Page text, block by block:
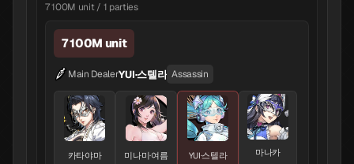
7 100M unit / 1 parties
7 100M unit
Main DealerYUI·스텔라 Assassin
카타야마 미나미·여름 YUI·스텔라 마나카